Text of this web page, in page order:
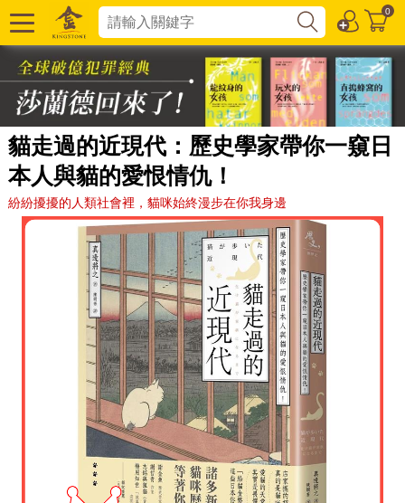
0
貓走過的近現代：歷史學家帶你一窺日
本人與貓的愛恨情仇！
紛紛擾擾的人類社會裡，貓咪始終漫步在你我身邊